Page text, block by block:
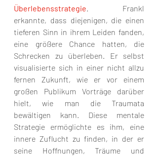
Überlebensstrategie. Frankl
erkannte, dass diejenigen, die einen
tieferen Sinn in ihrem Leiden fanden,
eine größere Chance hatten, die
Schrecken zu überleben. Er selbst
visualisierte sich in einer nicht allzu
fernen Zukunft, wie er vor einem
großen Publikum Vorträge darüber
hielt, wie man die Traumata
bewältigen kann. Diese mentale
Strategie ermöglichte es ihm, eine
innere Zuflucht zu finden, in der er
seine Hoffnungen, Träume und